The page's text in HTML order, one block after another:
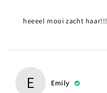
heeeel mooi zacht haar!!!
E Emily